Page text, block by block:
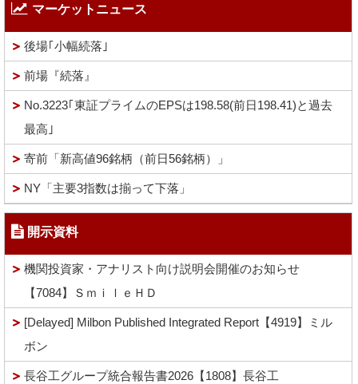
マーケットニュース
後場｢小幅続落｣
前場『続落』
No.3223｢東証プライムのEPSは198.58(前日198.41)と過去
最高｣
寄前「新高値96銘柄（前日56銘柄）」
NY「主要3指数は揃って下落」
開示資料
機関投資家・アナリスト向け説明会開催のお知らせ
【7084】ＳｍｉｌｅＨＤ
[Delayed] Milbon Published Integrated Report【4919】ミル
ボン
長谷工グループ統合報告書2026【1808】長谷工